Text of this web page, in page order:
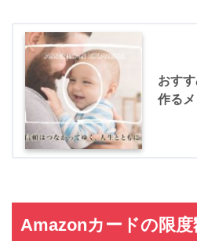
おす
作るメ
Amazonカードの限